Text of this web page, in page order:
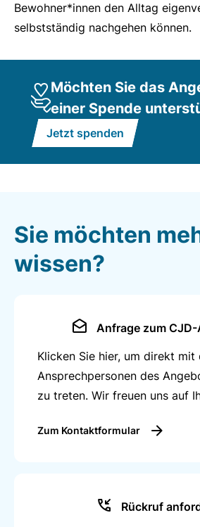
Bewohner*innen den Alltag
selbstständig nachgehen können.
Möchten Sie das
einer Spende
Jetzt spenden
Sie möchten
wissen?
Anfrage zum
Klicken Sie hier, um direkt mit
Ansprechpersonen des
zu treten. Wir freuen uns auf
Zum Kontaktformular
Rückruf